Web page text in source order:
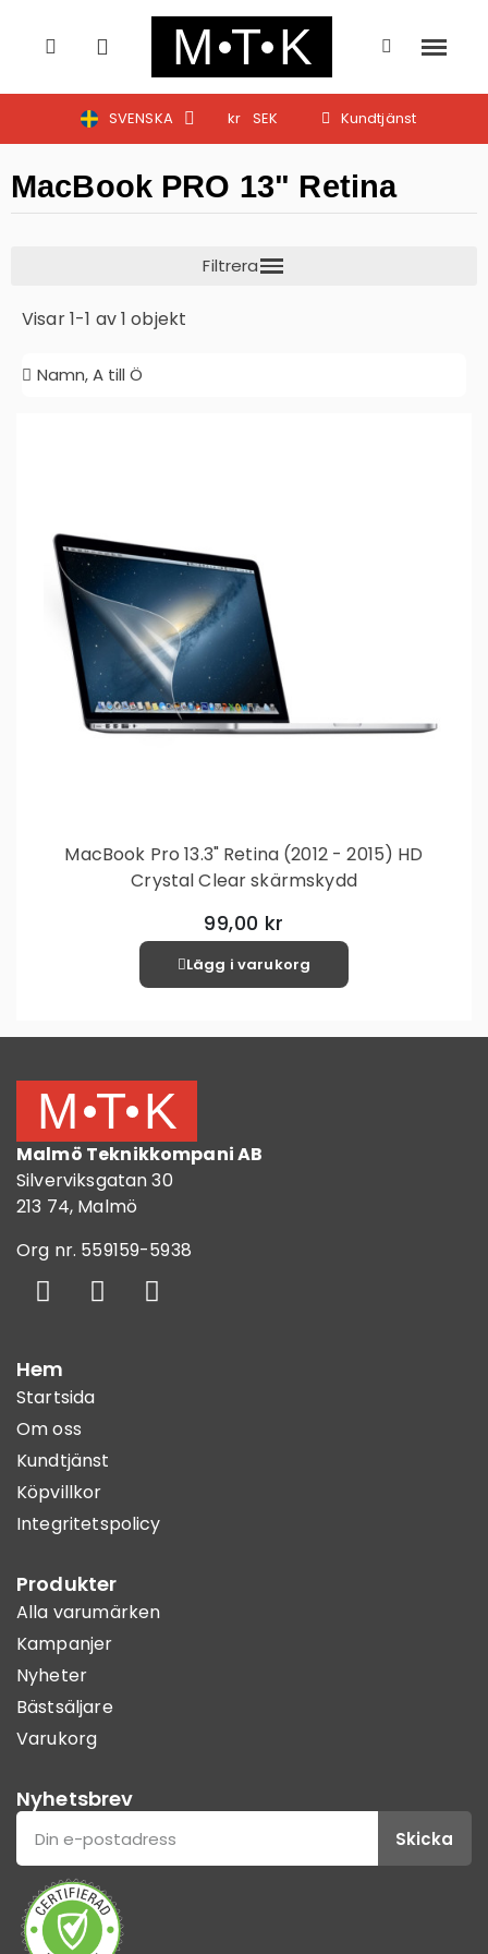
SVENSKA kr SEK Kundtjänst
MacBook PRO 13" Retina
Visar 1-1 av 1 objekt
MacBook Pro 13.3" Retina (2012 - 2015) HD
Crystal Clear skärmskydd
99,00 kr
Lägg i varukorg
Malmö Teknikkompani AB
Silverviksgatan 30
213 74, Malmö
Org nr. 559159-5938
Hem
Startsida
Om oss
Kundtjänst
Köpvillkor
Integritetspolicy
Produkter
Alla varumärken
Kampanjer
Nyheter
Bästsäljare
Varukorg
Nyhetsbrev
Skicka